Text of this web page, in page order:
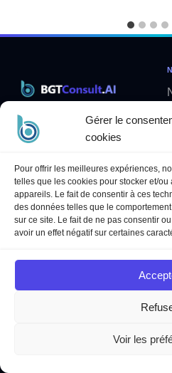
Gérer le
cookies
Pour offrir les meilleures expériences,
telles que les cookies pour stocker et/
appareils. Le fait de consentir à ces
des données telles que le
sur ce site. Le fait de ne pas consentir
avoir un effet négatif sur certaines
Voir les
Solutions métier sur mesure
contact@bgtconsult.ai
LÉGAL
Politique de confidentialité
Mentions légales
Politique des cookies
© 2026 BGT Consult